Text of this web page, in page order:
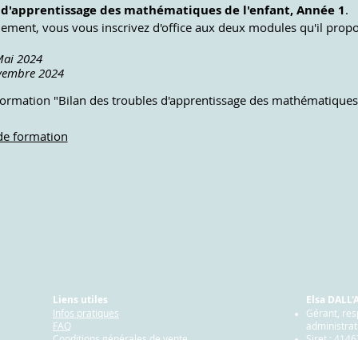
des mathématiques de l'enfant, Année 1.
vous vous inscrivez d'office aux deux modules qu'il
2024
2024
"Bilan des troubles d'apprentissage des
formation
Liens utiles
Infos pratiques
FAQ
Elsa
Gérant,